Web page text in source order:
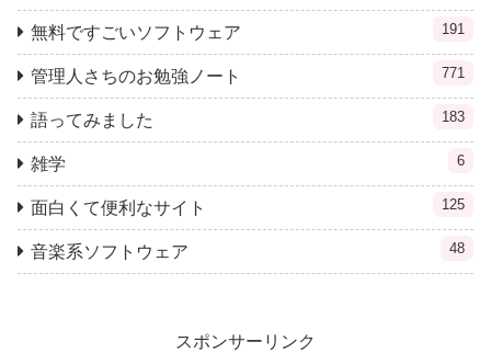
無料ですごいソフトウェア 191
管理人さちのお勉強ノート 771
語ってみました 183
雑学 6
面白くて便利なサイト 125
音楽系ソフトウェア 48
スポンサーリンク